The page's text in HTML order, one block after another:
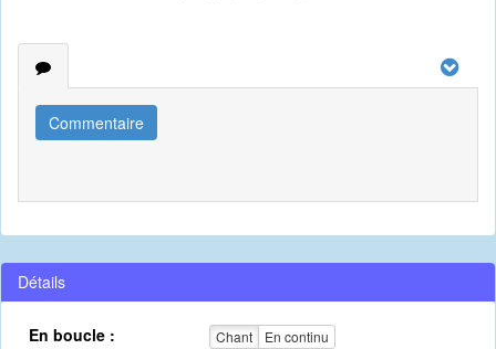
Commentaire
Détails
En boucle : Chant En continu